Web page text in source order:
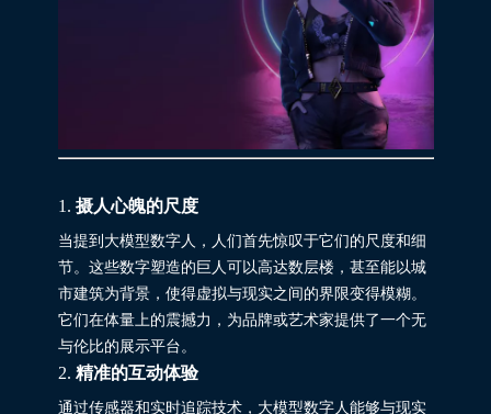
1. 摄人心魄的尺度
当提到大模型数字人，人们首先惊叹于它们的尺度和细
节。这些数字塑造的巨人可以高达数层楼，甚至能以城
市建筑为背景，使得虚拟与现实之间的界限变得模糊。
它们在体量上的震撼力，为品牌或艺术家提供了一个无
与伦比的展示平台。
2. 精准的互动体验
通过传感器和实时追踪技术，大模型数字人能够与现实